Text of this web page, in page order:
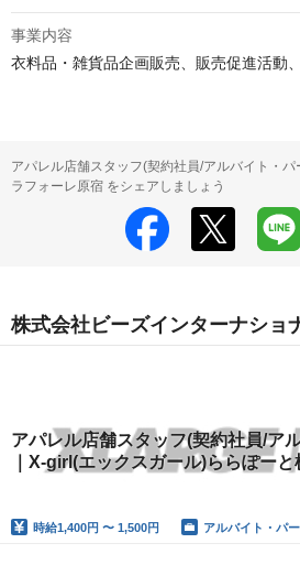
事業内容
衣料品・雑貨品企画販売、販売促進活動
アパレル店舗スタッフ(契約社員/アルバイト・
ラフォーレ原宿 をシェアしましょう
株式会社ビーズインターナショ
アパレル店舗スタッフ(契約社員/ア
｜X-girl(エックスガール)ららぽーと
時給1,400円 〜 1,500円 アルバイト・パー